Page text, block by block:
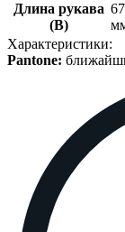
Длина рукава
(B)
Характеристики:
Pantone: